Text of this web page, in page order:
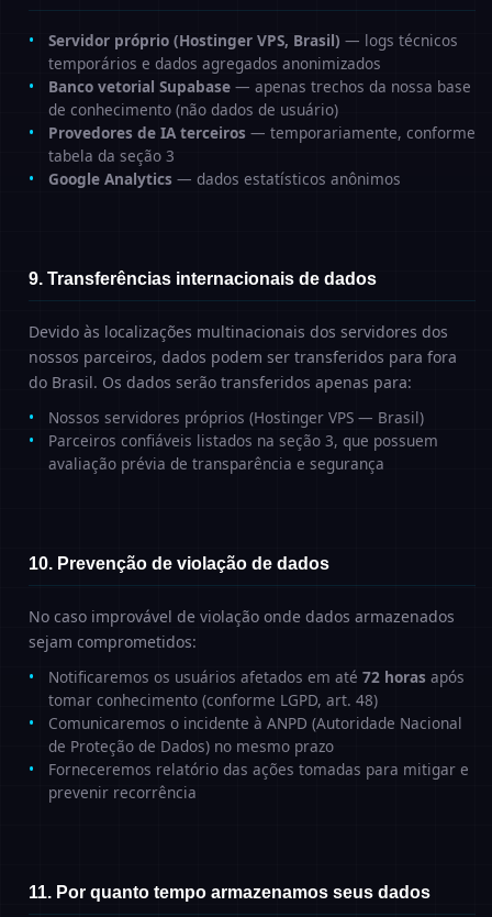
Servidor próprio (Hostinger VPS, Brasil) — logs técnicos
temporários e dados agregados anonimizados
Banco vetorial Supabase — apenas trechos da nossa base
de conhecimento (não dados de usuário)
Provedores de IA terceiros — temporariamente, conforme
tabela da seção 3
Google Analytics — dados estatísticos anônimos
9. Transferências internacionais de dados
Devido às localizações multinacionais dos servidores dos
nossos parceiros, dados podem ser transferidos para fora
do Brasil. Os dados serão transferidos apenas para:
Nossos servidores próprios (Hostinger VPS — Brasil)
Parceiros confiáveis listados na seção 3, que possuem
avaliação prévia de transparência e segurança
10. Prevenção de violação de dados
No caso improvável de violação onde dados armazenados
sejam comprometidos:
Notificaremos os usuários afetados em até 72 horas após
tomar conhecimento (conforme LGPD, art. 48)
Comunicaremos o incidente à ANPD (Autoridade Nacional
de Proteção de Dados) no mesmo prazo
Forneceremos relatório das ações tomadas para mitigar e
prevenir recorrência
11. Por quanto tempo armazenamos seus dados